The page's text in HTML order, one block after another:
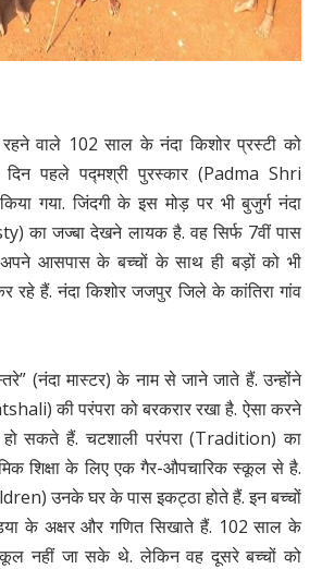
वाले 102 साल के नंदा किशोर प्रस्टी को
पहले पद्मश्री पुरस्कार (Padma Shri
गया. जिंदगी के इस मोड़ पर भी बुजुर्ग नंदा
का जज्बा देखने लायक है. वह सिर्फ 7वीं पास
आसपास के बच्चों के साथ ही बड़ों को भी
रहे हैं. नंदा किशोर जजपुर जिले के कांतिरा गांव
(नंदा मास्टर) के नाम से जाने जाते हैं. उन्होंने
की परंपरा को बरकरार रखा है. ऐसा करने
सकते हैं. चटशाली परंपरा (Tradition) का
शिक्षा के लिए एक गैर-औपचारिक स्कूल से है.
उनके घर के पास इकट्ठा होते हैं. इन बच्चों
के अक्षर और गणित सिखाते हैं. 102 साल के
नहीं जा सके थे. लेकिन वह दूसरे बच्चों को